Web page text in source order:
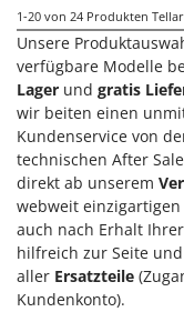
1-20 von 24 Produkten
Unsere
verfügbare Modelle
Lager und gratis
wir beiten einen
Kundenservice von
technischen After
direkt ab unserem
webweit einzigartigen
auch nach Erhalt
hilfreich zur Seite
aller Ersatzteile
Kundenkonto).